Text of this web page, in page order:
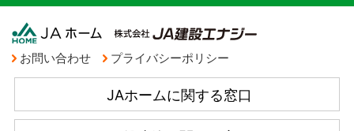
お問い合わせ プライバシーポリシー
JAホームに関する窓口